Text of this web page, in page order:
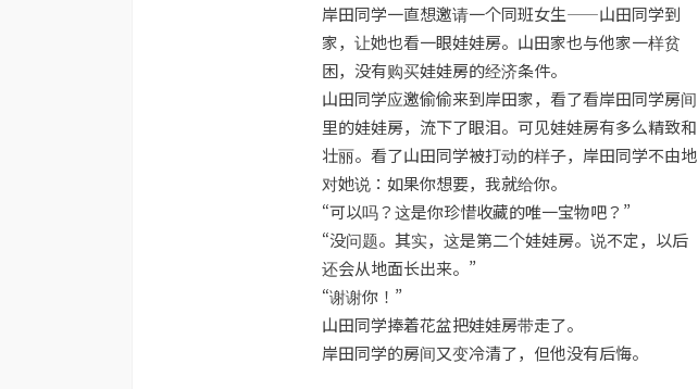
岸田同学一直想邀请一个同班女生——山田同学到
家，让她也看一眼娃娃房。山田家也与他家一样贫
困，没有购买娃娃房的经济条件。
山田同学应邀偷偷来到岸田家，看了看岸田同学房间
里的娃娃房，流下了眼泪。可见娃娃房有多么精致和
壮丽。看了山田同学被打动的样子，岸田同学不由地
对她说：如果你想要，我就给你。
“可以吗？这是你珍惜收藏的唯一宝物吧？”
“没问题。其实，这是第二个娃娃房。说不定，以后
还会从地面长出来。”
“谢谢你！”
山田同学捧着花盆把娃娃房带走了。
岸田同学的房间又变冷清了，但他没有后悔。